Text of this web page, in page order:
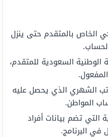
الخاص بالمتقدم حتى ينزل
السعودية للمتقدم،
الشهري الذي يحصل عليه
المواطن.
التي تضم بيانات أفراد
في البرنامج.